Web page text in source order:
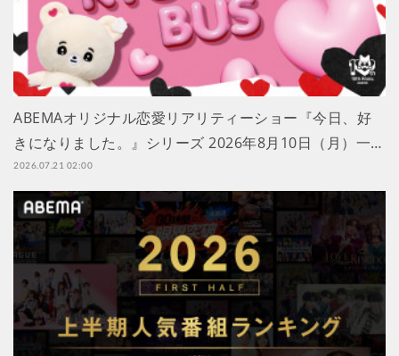
ABEMAオリジナル恋愛リアリティーショー『今日、好
きになりました。』シリーズ 2026年8月10日（月）一…
2026.07.21 02:00